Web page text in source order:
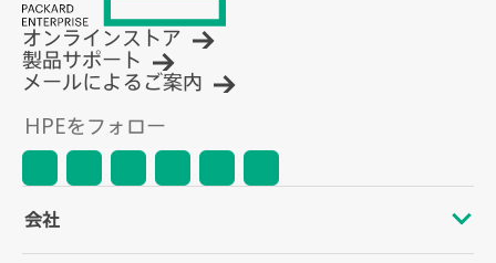
オンラインストア
製品サポート
メールによるご案内
HPEをフォロー
会社